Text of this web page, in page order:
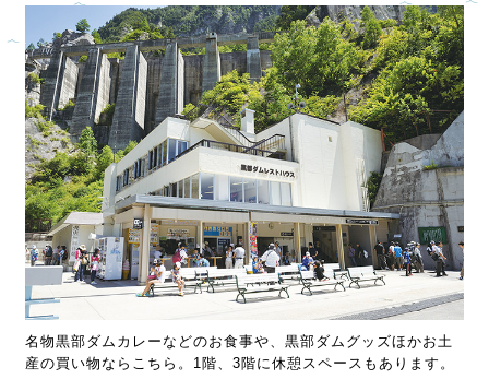
名物黒部ダムカレーなどのお食事や、黒部ダムグッズほかお土
産の買い物ならこちら。1階、3階に休憩スペースもあります。